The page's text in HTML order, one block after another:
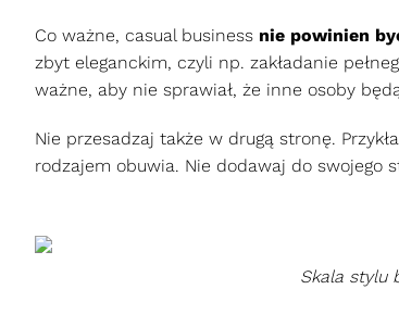
Co ważne, casual business nie powinien
zbyt eleganckim, czyli np. zakładanie
ważne, aby nie sprawiał, że inne osoby
Nie przesadzaj także w drugą stronę.
rodzajem obuwia. Nie dodawaj do swojego
Skala stylu